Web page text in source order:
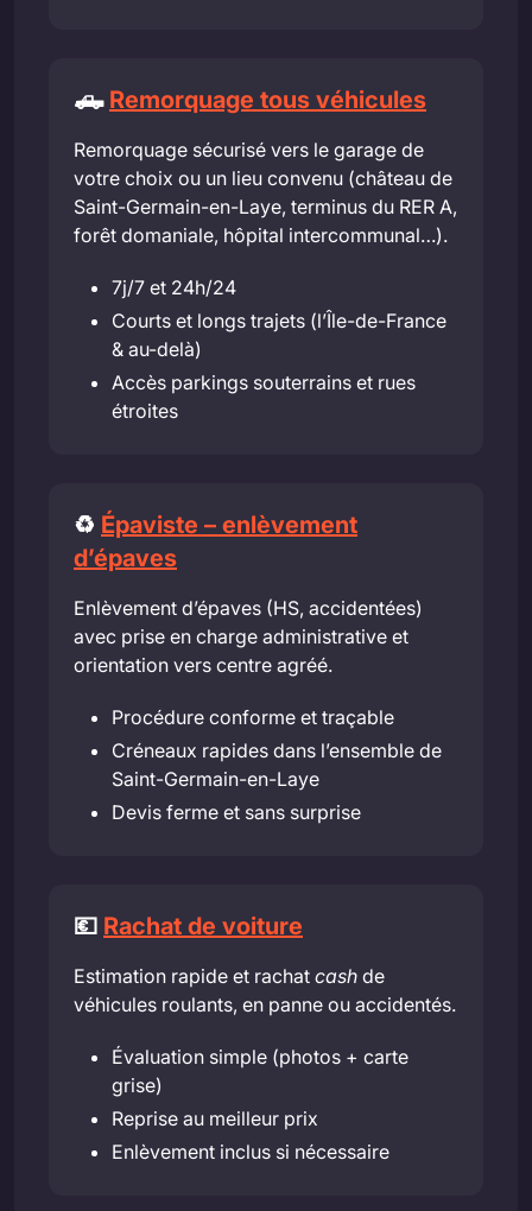
🛻 Remorquage tous véhicules
Remorquage sécurisé vers le garage de
votre choix ou un lieu convenu (château de
Saint-Germain-en-Laye, terminus du RER A,
forêt domaniale, hôpital intercommunal…).
7j/7 et 24h/24
Courts et longs trajets (l’Île-de-France
& au-delà)
Accès parkings souterrains et rues
étroites
♻️ Épaviste – enlèvement
d’épaves
Enlèvement d’épaves (HS, accidentées)
avec prise en charge administrative et
orientation vers centre agréé.
Procédure conforme et traçable
Créneaux rapides dans l’ensemble de
Saint-Germain-en-Laye
Devis ferme et sans surprise
💶 Rachat de voiture
Estimation rapide et rachat cash de
véhicules roulants, en panne ou accidentés.
Évaluation simple (photos + carte
grise)
Reprise au meilleur prix
Enlèvement inclus si nécessaire